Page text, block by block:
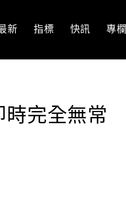
新 指標 快訊 專欄
完全無常